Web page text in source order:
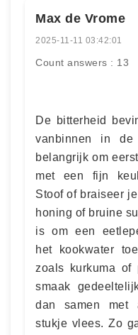
Max de Vrome
2025-11-11 03:42:01
Count answers : 13
De bitterheid
vanbinnen in
belangrijk om
met een fijn
Stoof of braiseer
honing of bruine
is om een
het kookwater
zoals kurkuma of
smaak
dan samen met
stukje vlees. Zo